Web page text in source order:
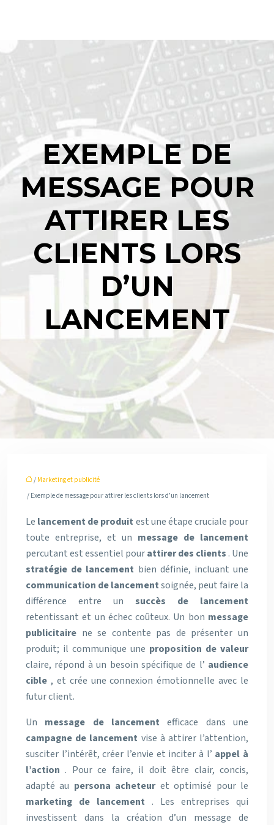
EXEMPLE DE
MESSAGE POUR
ATTIRER LES
CLIENTS LORS
D’UN
LANCEMENT
/ Marketing et publicité
/ Exemple de message pour attirer les clients lors d’un lancement
Le lancement de produit est une étape cruciale pour
toute entreprise, et un message de lancement
percutant est essentiel pourattirer des clients . Une
stratégie de lancement bien définie, incluant une
communication de lancementsoignée, peut faire la
différence entre un succès de lancement
retentissant et un échec coûteux. Un bon message
publicitaire ne se contente pas de présenter un
produit; il communique une proposition de valeur
claire, répond à un besoin spécifique de l’ audience
cible , et crée une connexion émotionnelle avec le
futur client.
Un message de lancementefficace dans une
campagne de lancement vise à attirer l’attention,
susciter l’intérêt, créer l’envie et inciter à l’ appel à
l’action . Pour ce faire, il doit être clair, concis,
adapté au persona acheteur et optimisé pour le
marketing de lancement . Les entreprises qui
investissent dans la création d’un message de